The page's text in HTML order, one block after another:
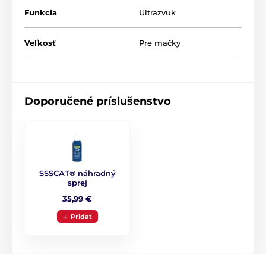
Technické špecifikácie sa môžu zmeniť bez
predchádzajúceho upozornenia. Obrázky majú len
ilustračný charakter.
Funkcia Ultrazvuk
Veľkosť Pre mačky
Doporučené príslušenstvo
SSSCAT® náhradný
sprej
35,99 €
Pridať